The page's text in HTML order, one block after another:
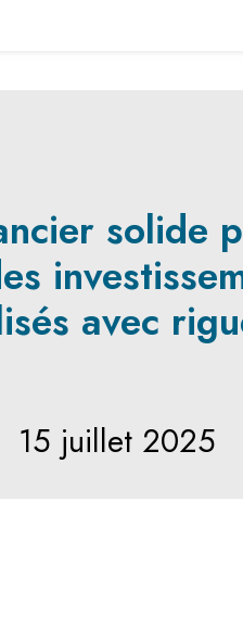
solide
avec
15 juillet 2025